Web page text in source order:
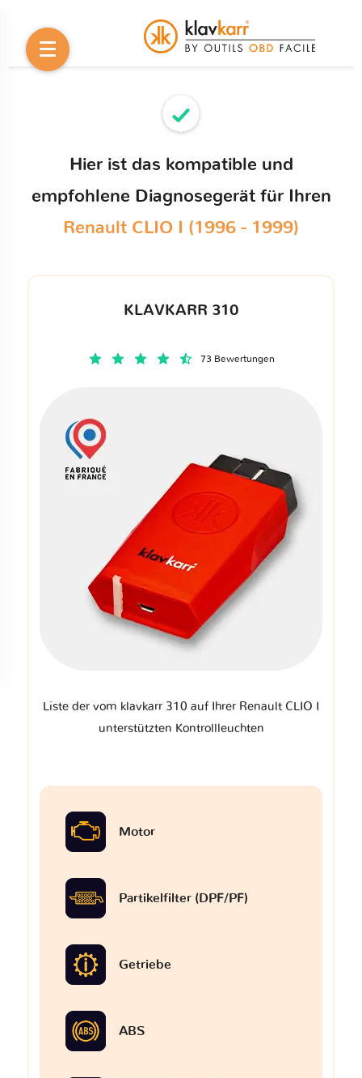
Hier ist das kompatible und
empfohlene Diagnosegerät für Ihren
Renault CLIO I (1996 - 1999)
KLAVKARR 310
73 Bewertungen
Liste der vom klavkarr 310 auf Ihrer Renault CLIO I
unterstützten Kontrollleuchten
Motor
Partikelfilter (DPF/PF)
Getriebe
ABS